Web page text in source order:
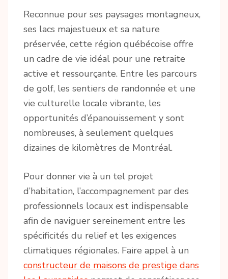
Reconnue pour ses paysages montagneux,
ses lacs majestueux et sa nature
préservée, cette région québécoise offre
un cadre de vie idéal pour une retraite
active et ressourçante. Entre les parcours
de golf, les sentiers de randonnée et une
vie culturelle locale vibrante, les
opportunités d’épanouissement y sont
nombreuses, à seulement quelques
dizaines de kilomètres de Montréal.
Pour donner vie à un tel projet
d’habitation, l’accompagnement par des
professionnels locaux est indispensable
afin de naviguer sereinement entre les
spécificités du relief et les exigences
climatiques régionales. Faire appel à un
constructeur de maisons de prestige dans